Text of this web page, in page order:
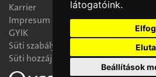
látogatóink.
Beállítások
Karrier
Impresum
GYIK
Süti szabályzat
Süti hozzájárulás módosítása